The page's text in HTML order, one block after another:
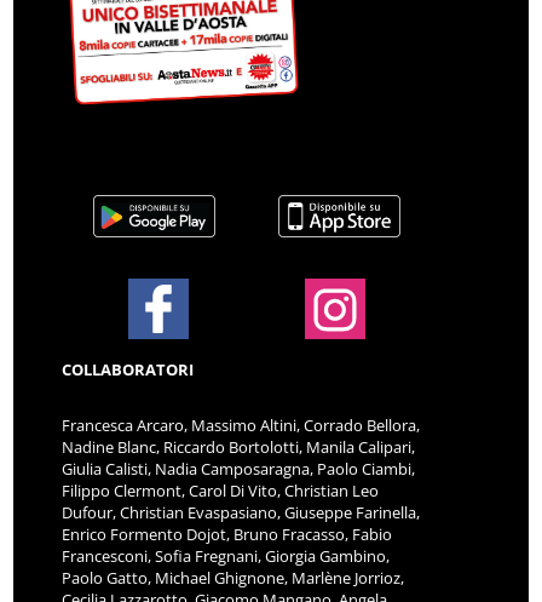
COLLABORATORI
Francesca Arcaro, Massimo Altini, Corrado Bellora,
Nadine Blanc, Riccardo Bortolotti, Manila Calipari,
Giulia Calisti, Nadia Camposaragna, Paolo Ciambi,
Filippo Clermont, Carol Di Vito, Christian Leo
Dufour, Christian Evaspasiano, Giuseppe Farinella,
Enrico Formento Dojot, Bruno Fracasso, Fabio
Francesconi, Sofia Fregnani, Giorgia Gambino,
Paolo Gatto, Michael Ghignone, Marlène Jorrioz,